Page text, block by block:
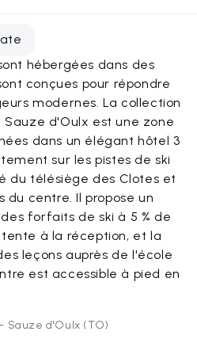
hébergées dans des
conçues pour répondre
modernes. La collection
d'Oulx est une zone
dans un élégant hôtel 3
sur les pistes de ski
du télésiège des Clotes et
du centre. Il propose un
forfaits de ski à 5 % de
à la réception, et la
leçons auprès de l'école
est accessible à pied en
Sauze d'Oulx (TO)